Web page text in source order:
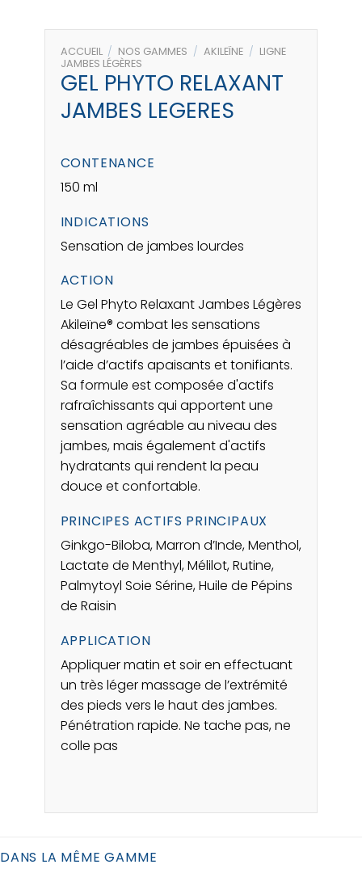
ACCUEIL / NOS GAMMES / AKILEÏNE / LIGNE
JAMBES LÉGÈRES
GEL PHYTO RELAXANT
JAMBES LEGERES
CONTENANCE
150 ml
INDICATIONS
Sensation de jambes lourdes
ACTION
Le Gel Phyto Relaxant Jambes Légères
Akileïne® combat les sensations
désagréables de jambes épuisées à
l’aide d’actifs apaisants et tonifiants.
Sa formule est composée d'actifs
rafraîchissants qui apportent une
sensation agréable au niveau des
jambes, mais également d'actifs
hydratants qui rendent la peau
douce et confortable.
PRINCIPES ACTIFS PRINCIPAUX
Ginkgo-Biloba, Marron d’Inde, Menthol,
Lactate de Menthyl, Mélilot, Rutine,
Palmytoyl Soie Sérine, Huile de Pépins
de Raisin
APPLICATION
Appliquer matin et soir en effectuant
un très léger massage de l’extrémité
des pieds vers le haut des jambes.
Pénétration rapide. Ne tache pas, ne
colle pas
DANS LA MÊME GAMME